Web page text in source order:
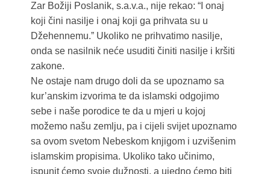
Zar Božiji Poslanik, s.a.v.a., nije rekao: “I onaj
koji čini nasilje i onaj koji ga prihvata su u
Džehennemu.ˮ Ukoliko ne prihvatimo nasilje,
onda se nasilnik neće usuditi činiti nasilje i kršiti
zakone.
Ne ostaje nam drugo doli da se upoznamo sa
kur’anskim izvorima te da islamski odgojimo
sebe i naše porodice te da u mjeri u kojoj
možemo našu zemlju, pa i cijeli svijet upoznamo
sa ovom svetom Nebeskom knjigom i uzvišenim
islamskim propisima. Ukoliko tako učinimo,
ispunit ćemo svoje dužnosti, a ujedno ćemo biti